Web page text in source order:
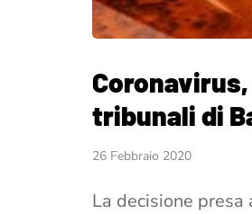
tribunali di
26 Febbraio 2020
La decisione